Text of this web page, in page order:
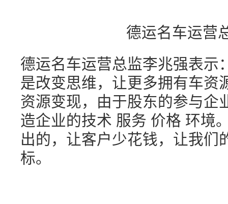
德运名车运营
德运名车运营总监李兆强表示
是改变思维，让更多拥有车资
资源变现，由于股东的参与企
造企业的技术 服务 价格 环境
出的，让客户少花钱，让我们
标。